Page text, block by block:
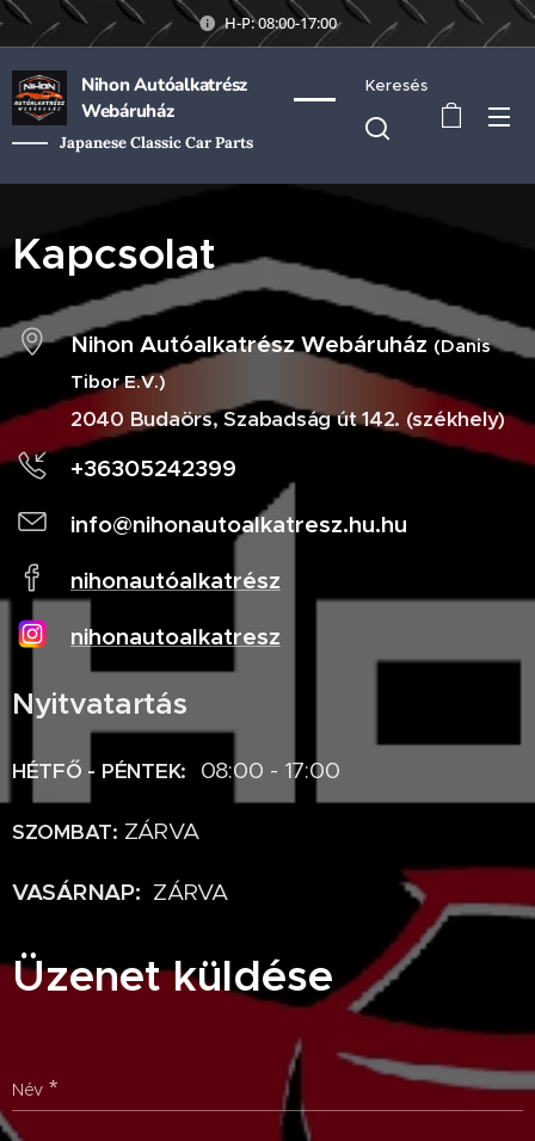
H-P: 08:00-17:00
Nihon Autóalkatrész
Webáruház
Japanese Classic Car Parts
Keresés
Kapcsolat
Nihon Autóalkatrész Webáruház (Danis
Tibor E.V.)
2040 Budaörs, Szabadság út 142. (székhely)
+36305242399
info@nihonautoalkatresz.hu.hu
nihonautóalkatrész
nihonautoalkatresz
Nyitvatartás
HÉTFŐ - PÉNTEK: 08:00 - 17:00
SZOMBAT: ZÁRVA
VASÁRNAP: ZÁRVA
Üzenet küldése
Név